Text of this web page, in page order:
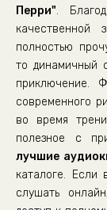
05_029
05_030
05_031
05_032
05_033
05_034
05_035
Перри".
качественной
полностью
то динамичный
приключение.
современного
во время
полезное с
лучшие
каталоге. Если
слушать